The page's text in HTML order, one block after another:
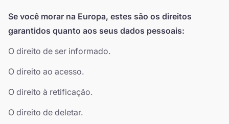
Se você morar na Europa, estes são os direitos
garantidos quanto aos seus dados pessoais:
O direito de ser informado.
O direito ao acesso.
O direito à retificação.
O direito de deletar.